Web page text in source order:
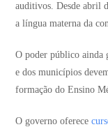
auditivos. Desde abril
a língua materna da
O poder público ainda
e dos municípios
formação do Ensino
O governo oferece